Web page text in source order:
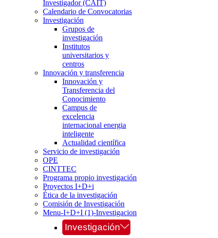
Investigador (CAIT)
Calendario de Convocatorias
Investigación
Grupos de
investigación
Institutos
universitarios y
centros
Innovación y transferencia
Innovación y
Transferencia del
Conocimiento
Campus de
excelencia
internacional energia
inteligente
Actualidad científica
Servicio de investigación
OPE
CINTTEC
Programa propio investigación
Proyectos I+D+i
Ética de la investigación
Comisión de Investigación
Menu-I+D+I (1)-Investigacion
Investigación